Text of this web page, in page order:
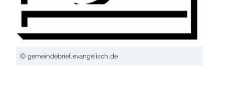
© gemeindebrief.evangelisch.de